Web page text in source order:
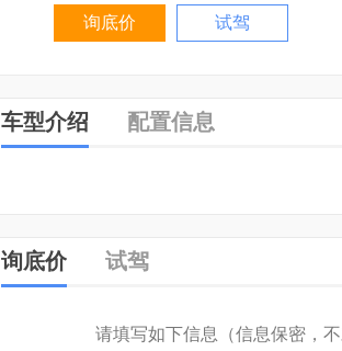
询底价 试驾
车型介绍 配置信息
询底价 试驾
请填写如下信息（信息保密，不